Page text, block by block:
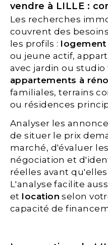
vendre à LILLE :
Les recherches
couvrent des
les profils : logement
ou jeune actif,
avec jardin ou
appartements à
familiales, terrains
ou résidences
Analyser les
de situer le prix
marché, d'évaluer
négociation et
réelles avant
L'analyse facilite
et location selon
capacité de